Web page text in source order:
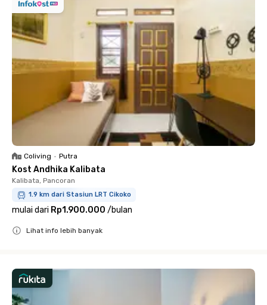
Coliving • Putra
Kost Andhika Kalibata
Kalibata, Pancoran
1.9 km dari Stasiun LRT Cikoko
mulai dari Rp1.900.000 /bulan
Lihat info lebih banyak